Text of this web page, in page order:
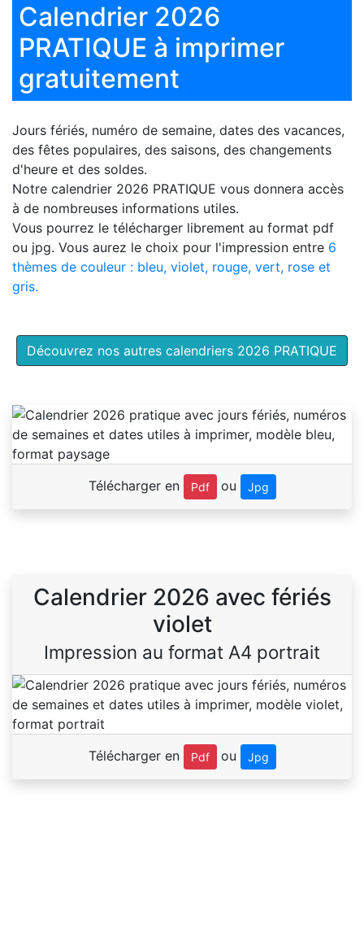
Calendrier 2026
PRATIQUE à imprimer
gratuitement
Jours fériés, numéro de semaine, dates des vacances,
des fêtes populaires, des saisons, des changements
d'heure et des soldes.
Notre calendrier 2026 PRATIQUE vous donnera accès
à de nombreuses informations utiles.
Vous pourrez le télécharger librement au format pdf
ou jpg. Vous aurez le choix pour l'impression entre 6
thèmes de couleur : bleu, violet, rouge, vert, rose et
gris.
Découvrez nos autres calendriers 2026 PRATIQUE
Télécharger en Pdf ou Jpg
Calendrier 2026 avec fériés
violet
Impression au format A4 portrait
Télécharger en Pdf ou Jpg